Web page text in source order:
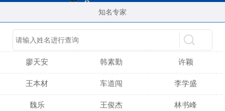
知名专家
陈育玲 吴晓桃
廖天安 韩素勤 许颖
王本材 车道闯 李学盛
魏乐 王俊杰 林书峰